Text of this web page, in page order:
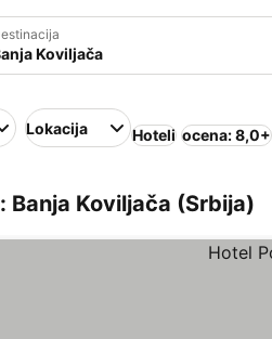
Lokacija Hoteli ocena: 8,0+
Banja Koviljača (Srbija)